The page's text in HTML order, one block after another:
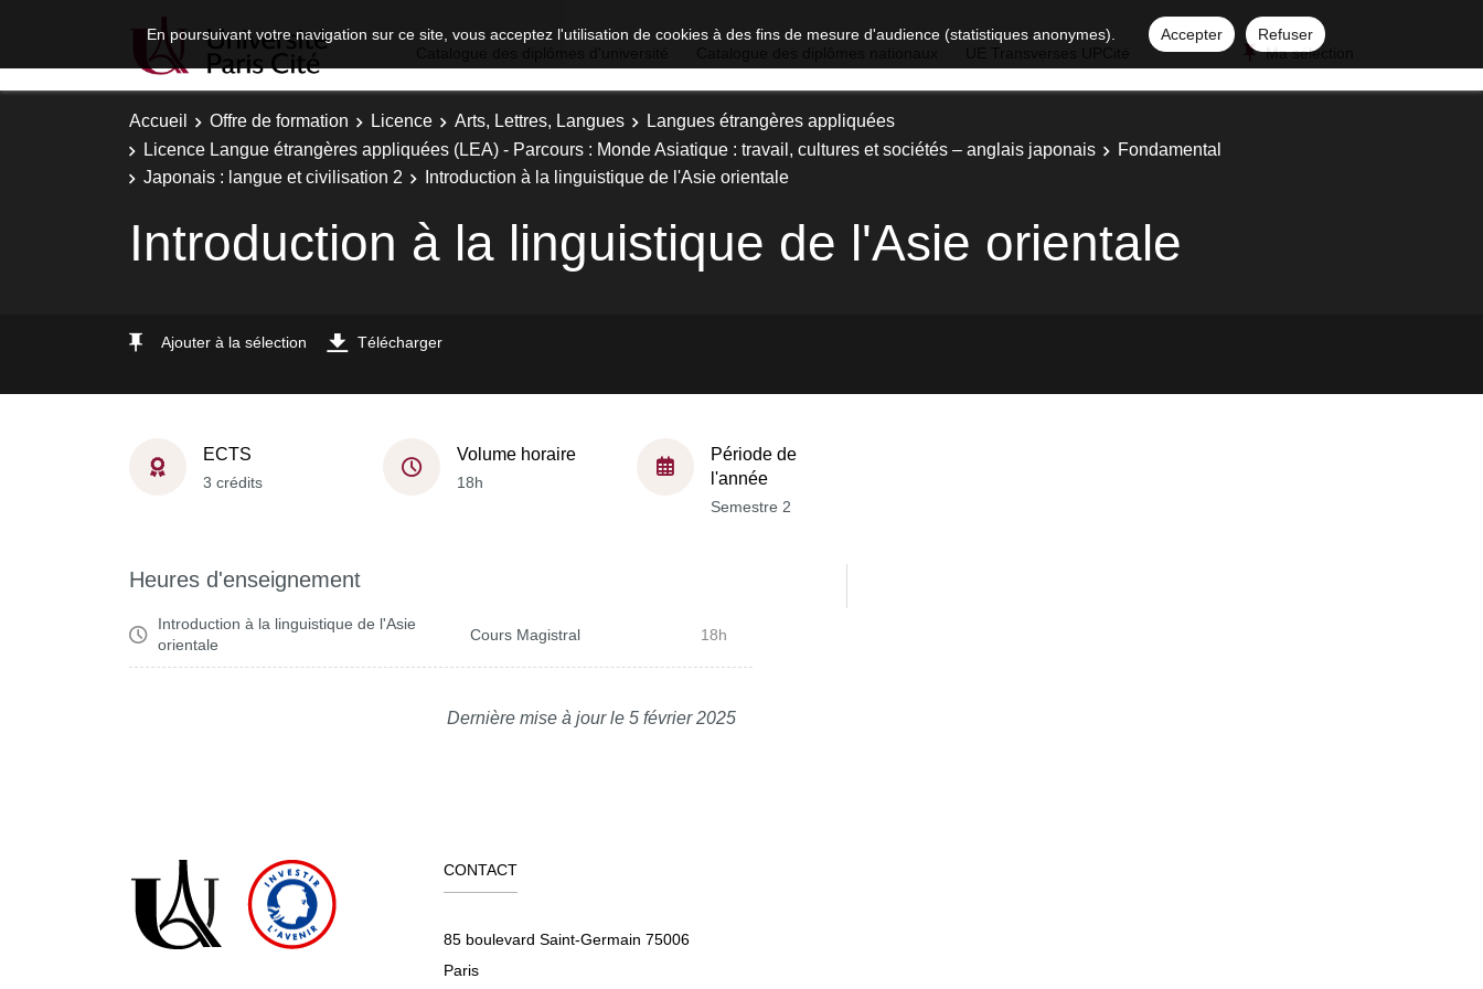
En poursuivant votre navigation sur ce site, vous acceptez l'utilisation de cookies à des fins de mesure d'audience (statistiques anonymes). Accepter
Refuser
Ma sélection
Accueil Offre de formation Licence Arts, Lettres, Langues
Langues étrangères appliquées
Licence Langue étrangères appliquées (LEA) - Parcours : Monde Asiatique : travail, cultures et sociétés – anglais japonais
Fondamental
Japonais : langue et civilisation 2
Introduction à la linguistique de l'Asie orientale
Introduction à la linguistique de l'Asie orientale
Ajouter à la sélection Télécharger
ECTS
3 crédits
Volume horaire
18h
Période de
l'année
Semestre 2
Heures d'enseignement
Introduction à la linguistique de l'Asie
orientale
Cours Magistral 18h
Dernière mise à jour le 5 février 2025
CONTACT
85 boulevard Saint-Germain 75006
Paris